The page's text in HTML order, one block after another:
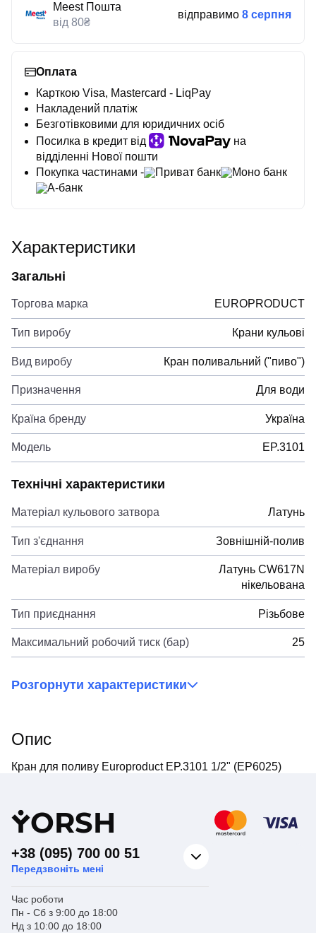
Meest Пошта
від 80₴
відправимо 8 серпня
Оплата
Карткою Visa, Mastercard - LiqPay
Накладений платіж
Безготівковими для юридичних осіб
Посилка в кредит від
на
відділенні Нової пошти
Покупка частинами -
Приват банк
Моно банк
А-банк
Характеристики
Загальні
Торгова марка EUROPRODUCT
Тип виробу Крани кульові
Вид виробу Кран поливальний ("пиво")
Призначення Для води
Країна бренду Україна
Модель EP.3101
Технічні характеристики
Матеріал кульового затвора Латунь
Тип з'єднання Зовнішній-полив
Матеріал виробу
Латунь CW617N
нікельована
Тип приєднання Різьбове
Максимальний робочий тиск (бар) 25
Розгорнути характеристики
Опис
Кран для поливу Europroduct EP.3101 1/2" (EP6025)
YORSH
+38 (095) 700 00 51
Передзвоніть мені
Час роботи
Пн - Сб з 9:00 до 18:00
Нд з 10:00 до 18:00